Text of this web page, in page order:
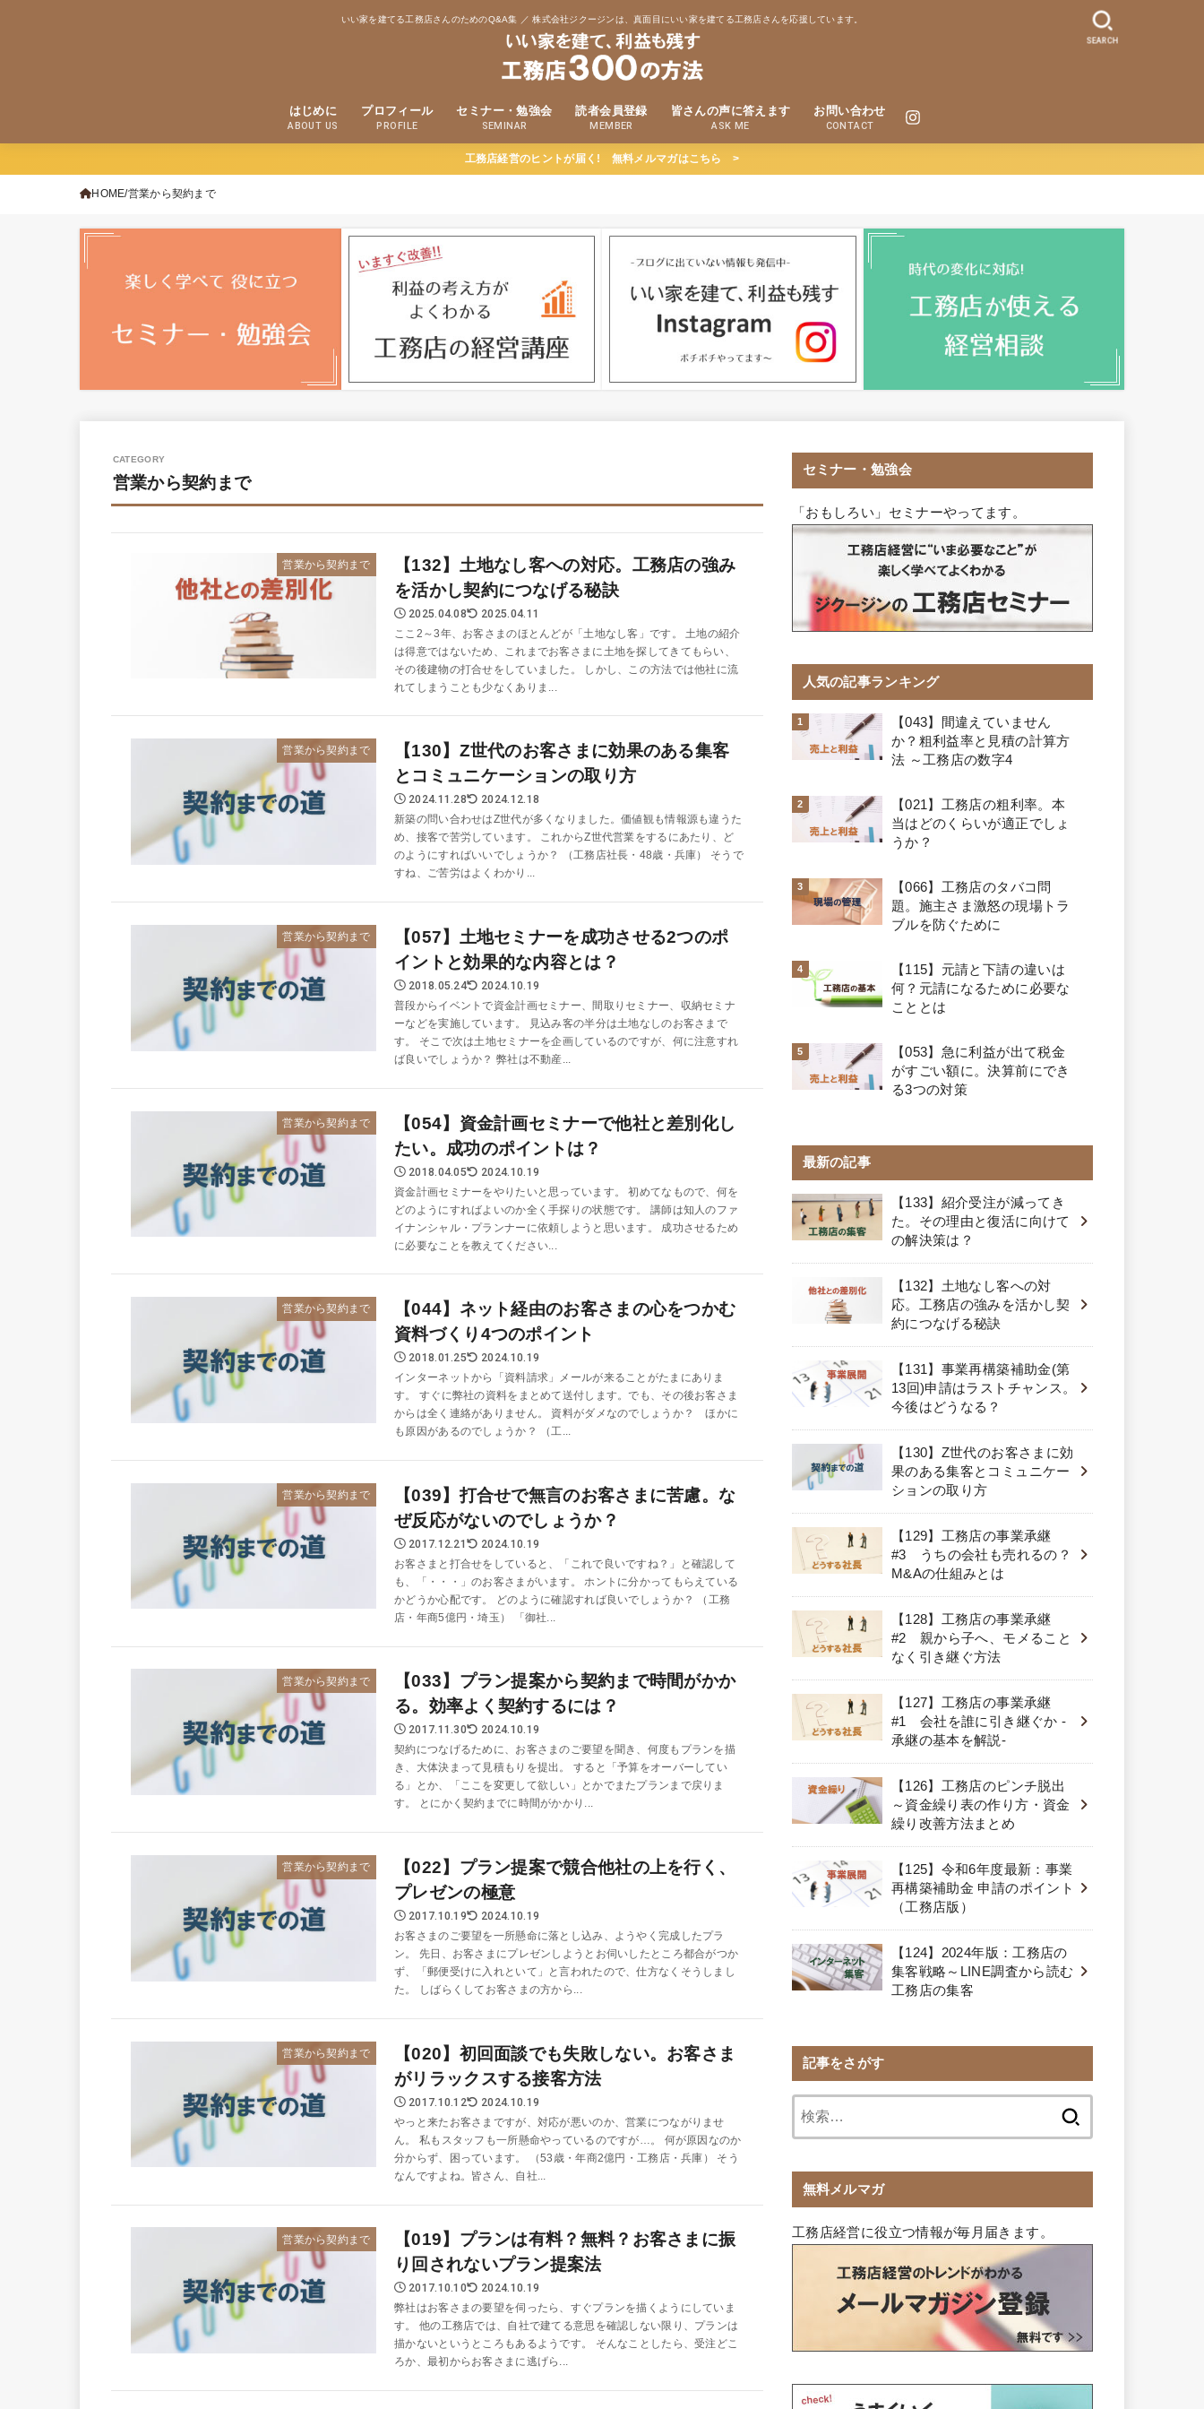
いい家を建てる工務店さんのためのQ&A集 ／ 株式会社ジクージンは、真面目にいい家を建てる工務店さんを応援しています。
はじめに
ABOUT US
プロフィール
PROFILE
セミナー・勉強会
SEMINAR
読者会員登録
MEMBER
皆さんの声に答えます
ASK ME
お問い合わせ
CONTACT
SEARCH
工務店経営のヒントが届く! 無料メルマガはこちら >
HOME 営業から契約まで
営業から契約まで
営業から契約まで
【132】土地なし客への対応。工務店の強み
を活かし契約につなげる秘訣
2025.04.08 2025.04.11
ここ2～3年、お客さまのほとんどが「土地なし客」です。 土地の紹介
は得意ではないため、これまでお客さまに土地を探してきてもらい、
その後建物の打合せをしていました。 しかし、この方法では他社に流
れてしまうことも少なくありま...
営業から契約まで
【130】Z世代のお客さまに効果のある集客
とコミュニケーションの取り方
2024.11.28 2024.12.18
新築の問い合わせはZ世代が多くなりました。価値観も情報源も違うた
め、接客で苦労しています。 これからZ世代営業をするにあたり、ど
のようにすればいいでしょうか？ （工務店社長・48歳・兵庫） そうで
すね、ご苦労はよくわかり...
営業から契約まで
【057】土地セミナーを成功させる2つのポ
イントと効果的な内容とは？
2018.05.24 2024.10.19
普段からイベントで資金計画セミナー、間取りセミナー、収納セミナ
ーなどを実施しています。 見込み客の半分は土地なしのお客さまで
す。 そこで次は土地セミナーを企画しているのですが、何に注意すれ
ば良いでしょうか？ 弊社は不動産...
営業から契約まで
【054】資金計画セミナーで他社と差別化し
たい。成功のポイントは？
2018.04.05 2024.10.19
資金計画セミナーをやりたいと思っています。 初めてなもので、何を
どのようにすればよいのか全く手探りの状態です。 講師は知人のファ
イナンシャル・プランナーに依頼しようと思います。 成功させるため
に必要なことを教えてください...
営業から契約まで
【044】ネット経由のお客さまの心をつかむ
資料づくり4つのポイント
2018.01.25 2024.10.19
インターネットから「資料請求」メールが来ることがたまにありま
す。 すぐに弊社の資料をまとめて送付します。でも、その後お客さま
からは全く連絡がありません。 資料がダメなのでしょうか？ ほかに
も原因があるのでしょうか？ （工...
営業から契約まで
【039】打合せで無言のお客さまに苦慮。な
ぜ反応がないのでしょうか？
2017.12.21 2024.10.19
お客さまと打合せをしていると、「これで良いですね？」と確認して
も、「・・・」のお客さまがいます。 ホントに分かってもらえている
かどうか心配です。 どのように確認すれば良いでしょうか？ （工務
店・年商5億円・埼玉） 「御社...
営業から契約まで
【033】プラン提案から契約まで時間がかか
る。効率よく契約するには？
2017.11.30 2024.10.19
契約につなげるために、お客さまのご要望を聞き、何度もプランを描
き、大体決まって見積もりを提出。 すると「予算をオーバーしてい
る」とか、「ここを変更して欲しい」とかでまたプランまで戻りま
す。 とにかく契約までに時間がかかり...
営業から契約まで
【022】プラン提案で競合他社の上を行く、
プレゼンの極意
2017.10.19 2024.10.19
お客さまのご要望を一所懸命に落とし込み、ようやく完成したプラ
ン。 先日、お客さまにプレゼンしようとお伺いしたところ都合がつか
ず、「郵便受けに入れといて」と言われたので、仕方なくそうしまし
た。 しばらくしてお客さまの方から...
営業から契約まで
【020】初回面談でも失敗しない。お客さま
がリラックスする接客方法
2017.10.12 2024.10.19
やっと来たお客さまですが、対応が悪いのか、営業につながりませ
ん。 私もスタッフも一所懸命やっているのですが…。 何が原因なのか
分からず、困っています。 （53歳・年商2億円・工務店・兵庫） そう
なんですよね。皆さん、自社...
営業から契約まで
【019】プランは有料？無料？お客さまに振
り回されないプラン提案法
2017.10.10 2024.10.19
弊社はお客さまの要望を伺ったら、すぐプランを描くようにしていま
す。 他の工務店では、自社で建てる意思を確認しない限り、プランは
描かないというところもあるようです。 そんなことしたら、受注どこ
ろか、最初からお客さまに逃げら...
セミナー・勉強会
「おもしろい」セミナーやってます。
人気の記事ランキング
【043】間違えていません
か？粗利益率と見積の計算方
法 ～工務店の数字4
【021】工務店の粗利率。本
当はどのくらいが適正でしょ
うか？
【066】工務店のタバコ問
題。施主さま激怒の現場トラ
ブルを防ぐために
【115】元請と下請の違いは
何？元請になるために必要な
こととは
【053】急に利益が出て税金
がすごい額に。決算前にでき
る3つの対策
最新の記事
【133】紹介受注が減ってき
た。その理由と復活に向けて
の解決策は？
【132】土地なし客への対
応。工務店の強みを活かし契
約につなげる秘訣
【131】事業再構築補助金(第
13回)申請はラストチャンス。
今後はどうなる？
【130】Z世代のお客さまに効
果のある集客とコミュニケー
ションの取り方
【129】工務店の事業承継
#3 うちの会社も売れるの？
M&Aの仕組みとは
【128】工務店の事業承継
#2 親から子へ、モメること
なく引き継ぐ方法
【127】工務店の事業承継
#1 会社を誰に引き継ぐか -
承継の基本を解説-
【126】工務店のピンチ脱出
～資金繰り表の作り方・資金
繰り改善方法まとめ
【125】令和6年度最新：事業
再構築補助金 申請のポイント
（工務店版）
【124】2024年版：工務店の
集客戦略～LINE調査から読む
工務店の集客
記事をさがす
無料メルマガ
工務店経営に役立つ情報が毎月届きます。